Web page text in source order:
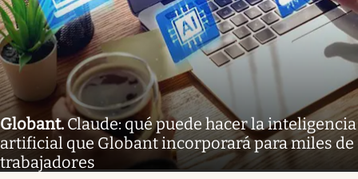
Globant.Claude: qué puede hacer la inteligencia
artificial que Globant incorporará para miles de
trabajadores